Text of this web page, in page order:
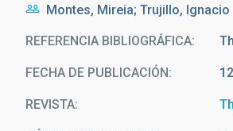
la
navegación
Montes, Mireia; Trujillo, Ignacio
REFERENCIA BIBLIOGRÁFICA
FECHA DE PUBLICACIÓN: 12
REVISTA